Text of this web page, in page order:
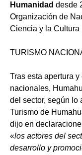
Humanidad desde
Organización de
Ciencia y la Cultura
TURISMO
Tras esta apertura
nacionales,
del sector, según lo
Turismo de
dijo en
«los actores del
desarrollo y